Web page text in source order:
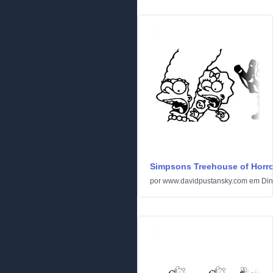
Simpsons Treehouse of
por www.davidpustansky.com em